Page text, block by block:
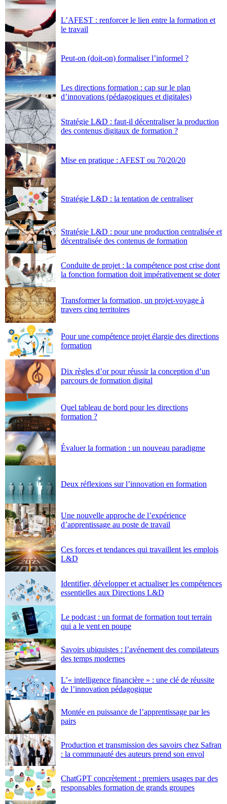
L’AFEST : renforcer le lien entre la formation et
le travail
Peut-on (doit-on) formaliser l’informel ?
Les directions formation : cap sur le plan
d’innovations (pédagogiques et digitales)
Stratégie L&D : faut-il décentraliser la production
des contenus digitaux de formation ?
Mise en pratique : AFEST ou 70/20/20
Stratégie L&D : la tentation de centraliser
Stratégie L&D : pour une production centralisée et
décentralisée des contenus de formation
Conduite de projet : la compétence post crise dont
la fonction formation doit impérativement se doter
Transformer la formation, un projet-voyage à
travers cinq territoires
Pour une compétence projet élargie des directions
formation
Dix règles d’or pour réussir la conception d’un
parcours de formation digital
Quel tableau de bord pour les directions
formation ?
Évaluer la formation : un nouveau paradigme
Deux réflexions sur l’innovation en formation
Une nouvelle approche de l’expérience
d’apprentissage au poste de travail
Ces forces et tendances qui travaillent les emplois
L&D
Identifier, développer et actualiser les compétences
essentielles aux Directions L&D
Le podcast : un format de formation tout terrain
qui a le vent en poupe
Savoirs ubiquistes : l’avénement des compilateurs
des temps modernes
L’« intelligence financière » : une clé de réussite
de l’innovation pédagogique
Montée en puissance de l’apprentissage par les
pairs
Production et transmission des savoirs chez Safran
: la communauté des auteurs prend son envol
ChatGPT concrètement : premiers usages par des
responsables formation de grands groupes